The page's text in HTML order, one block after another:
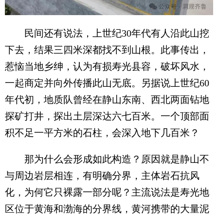
民间还有说法，上世纪30年代有人沿此山挖
下去，结果三四米深都找不到山根。此事传出，
惹恼当地乡绅，认为有损寿光县容，破坏风水，
一起商定并向外传播此山无底。另据说上世纪60
年代初，地质队曾经在静山东南、西北两面钻地
探矿打井，探出土层深达六七百米。一个顶部面
积不足一平方米的石柱，会深入地下几百米？
那为什么会形成如此构造？原因就是静山不
与周边岩层相连，有明确分界，主体岩石抗风
化，为何它只裸露一部分呢？主流说法是寿光地
区位于黄海和渤海的分界线，黄河携带的大量泥